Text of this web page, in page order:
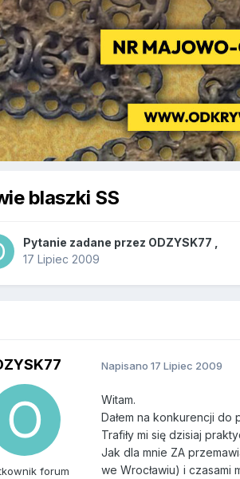
blaszki SS
Pytanie zadane przez ODZYSK77
17 Lipiec 2009
forum
Napisano17 Lipiec 2009
Witam.
Dałem na konkurencji do
Trafiły mi się dzisiaj
Jak dla mnie ZA
we Wrocławiu) i